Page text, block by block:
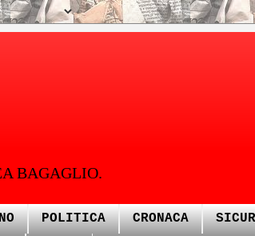
BAGAGLIO.
POLITICA CRONACA